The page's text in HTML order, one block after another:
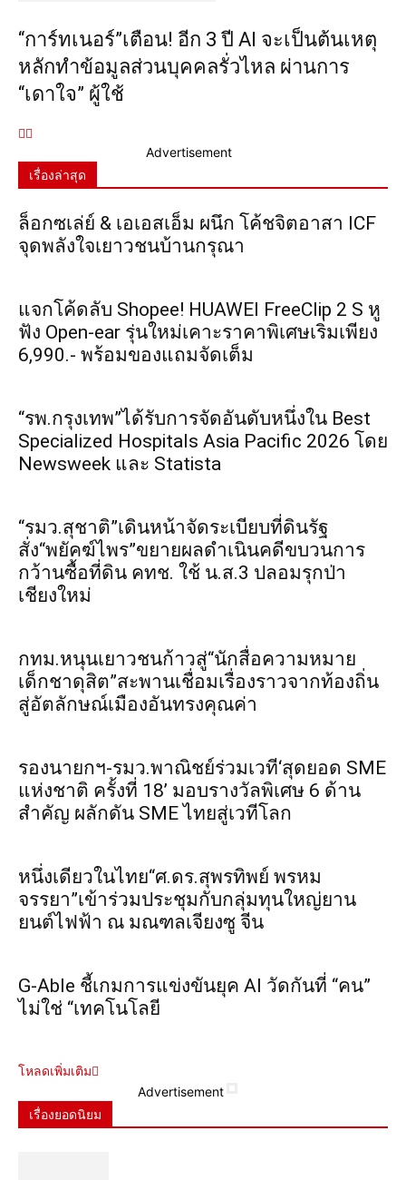
“การ์ทเนอร์”เตือน! อีก 3 ปี AI จะเป็นต้นเหตุ
หลักทำข้อมูลส่วนบุคคลรั่วไหล ผ่านการ
“เดาใจ” ผู้ใช้
Advertisement
เรื่องล่าสุด
ล็อกซเล่ย์ & เอเอสเอ็ม ผนึก โค้ชจิตอาสา ICF
จุดพลังใจเยาวชนบ้านกรุณา
แจกโค้ดลับ Shopee! HUAWEI FreeClip 2 S หู
ฟัง Open-ear รุ่นใหม่เคาะราคาพิเศษเริ่มเพียง
6,990.- พร้อมของแถมจัดเต็ม
“รพ.กรุงเทพ”ได้รับการจัดอันดับหนึ่งใน Best
Specialized Hospitals Asia Pacific 2026 โดย
Newsweek และ Statista
“รมว.สุชาติ”เดินหน้าจัดระเบียบที่ดินรัฐ
สั่ง“พยัคฆ์ไพร”ขยายผลดำเนินคดีขบวนการ
กว้านซื้อที่ดิน คทช. ใช้ น.ส.3 ปลอมรุกป่า
เชียงใหม่
กทม.หนุนเยาวชนก้าวสู่“นักสื่อความหมาย
เด็กชาดุสิต”สะพานเชื่อมเรื่องราวจากท้องถิ่น
สู่อัตลักษณ์เมืองอันทรงคุณค่า
รองนายกฯ-รมว.พาณิชย์ร่วมเวที‘สุดยอด SME
แห่งชาติ ครั้งที่ 18’ มอบรางวัลพิเศษ 6 ด้าน
สำคัญ ผลักดัน SME ไทยสู่เวทีโลก
หนึ่งเดียวในไทย“ศ.ดร.สุพรทิพย์ พรหม
จรรยา”เข้าร่วมประชุมกับกลุ่มทุนใหญ่ยาน
ยนต์ไฟฟ้า ณ มณฑลเจียงซู จีน
G-Able ชี้เกมการแข่งขันยุค AI วัดกันที่ “คน”
ไม่ใช่ “เทคโนโลยี
โหลดเพิ่มเติม
Advertisement
เรื่องยอดนิยม